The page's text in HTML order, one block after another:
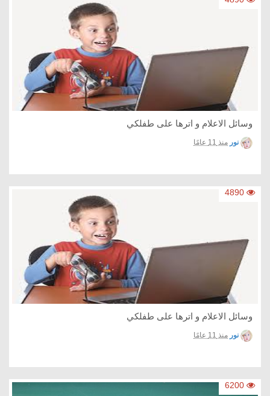
وسائل الاعلام و اترها على طفلكي
نور منذ 11 عامًا
4890
وسائل الاعلام و اترها على طفلكي
نور منذ 11 عامًا
6200